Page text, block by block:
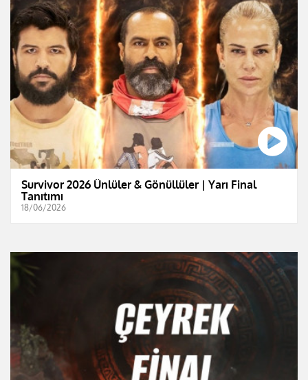
Survivor 2026 Ünlüler & Gönüllüler | Yarı Final
Tanıtımı
18/06/2026